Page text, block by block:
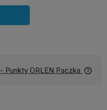
- Punkty ORLEN Paczka